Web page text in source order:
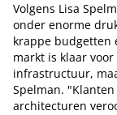
Volgens Lisa
onder enorme
krappe budgetten
markt is klaar voor
infrastructuur,
Spelman.
architecturen